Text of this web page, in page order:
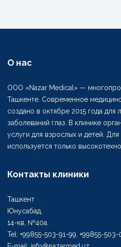
О нас
ООО «Nazar Medical» —
Ташкенте. Современное
создано в октябре 2015 года для
заболеваний глаз. В клинике
услуги для взрослых и детей.
используется только
Контакты клиники
Ташкент
Юнусабад,
14-кв, №40а.
Tel: +99855-503-91-99, +99855-503-